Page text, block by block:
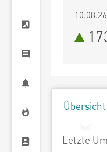
Übersicht
Letzte